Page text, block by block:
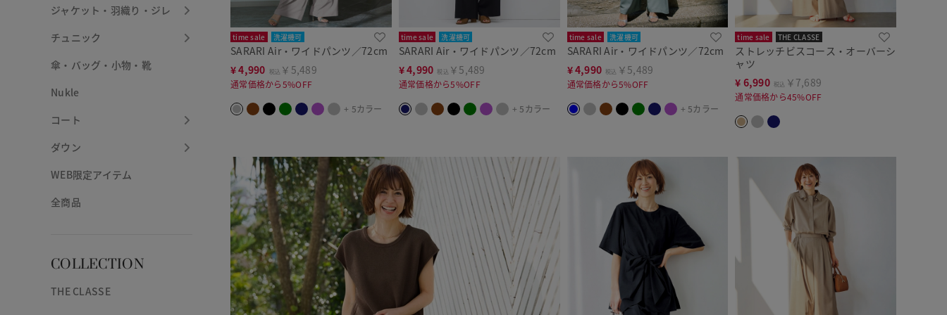
ジャケット・羽織り・ジレ
チュニック
傘・バッグ・小物・靴
Nukle
コート
ダウン
WEB限定アイテム
全商品
COLLECTION
THE CLASSE
time sale 洗濯機可
SARARI Air・ワイドパンツ／72cm
¥4,990 税込 ￥5,489
通常価格から5%OFF
+ 5カラー
time sale 洗濯機可
SARARI Air・ワイドパンツ／72cm
¥4,990 税込 ￥5,489
通常価格から5%OFF
+ 5カラー
time sale 洗濯機可
SARARI Air・ワイドパンツ／72cm
¥4,990 税込 ￥5,489
通常価格から5%OFF
+ 5カラー
time sale THE CLASSE
ストレッチビスコース・オーバーシ
ャツ
¥ 6,990 税込 ￥7,689
通常価格から45%OFF